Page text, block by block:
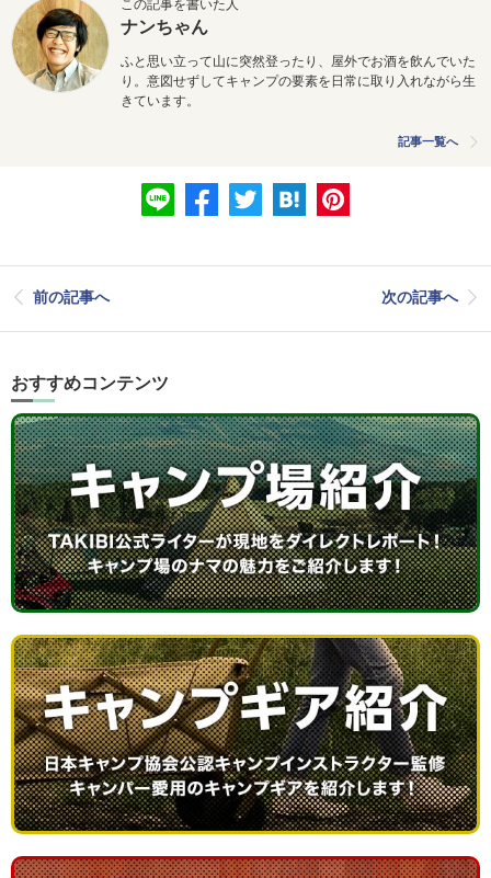
この記事を書いた人
ナンちゃん
ふと思い立って山に突然登ったり、屋外でお酒を飲んでいた
り。意図せずしてキャンプの要素を日常に取り入れながら生
きています。
記事一覧へ
前の記事へ 次の記事へ
おすすめコンテンツ